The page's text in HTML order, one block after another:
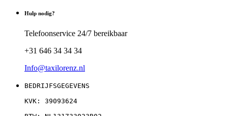
Hulp nodig?
Telefoonservice 24/7 bereikbaar
+31 646 34 34 34
Info@taxilorenz.nl
BEDRIJFSGEGEVENS
KVK: 39093624